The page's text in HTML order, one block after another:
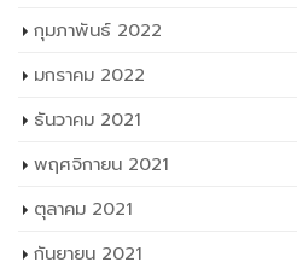
กุมภาพันธ์ 2022
มกราคม 2022
ธันวาคม 2021
พฤศจิกายน 2021
ตุลาคม 2021
กันยายน 2021